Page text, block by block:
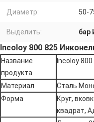
Диаметр: 50-
Выделить: бар
Incoloy 800 825
Название
продукта
Incoloy
Материал
Сталь
Форма
Круг,
квадрат,